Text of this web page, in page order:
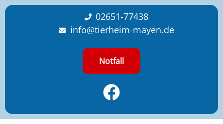
content
02651-77438
info@tierheim-mayen.de
Notfall